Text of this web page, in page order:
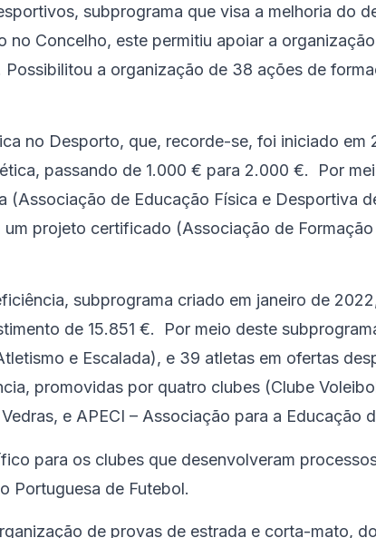
subprograma que visa a melhoria do
Concelho, este permitiu apoiar a
a organização de 38 ações de
no Desporto, que, recorde-se, foi iniciado
passando de 1.000 € para 2.000 €. Por
(Associação de Educação Física e Desportiva
projeto certificado (Associação de
subprograma criado em janeiro de
de 15.851 €. Por meio deste
e Escalada), e 39 atletas em ofertas
promovidas por quatro clubes (Clube
e APECI – Associação para a Educação
para os clubes que desenvolveram
Portuguesa de Futebol.
de provas de estrada e corta-mato,